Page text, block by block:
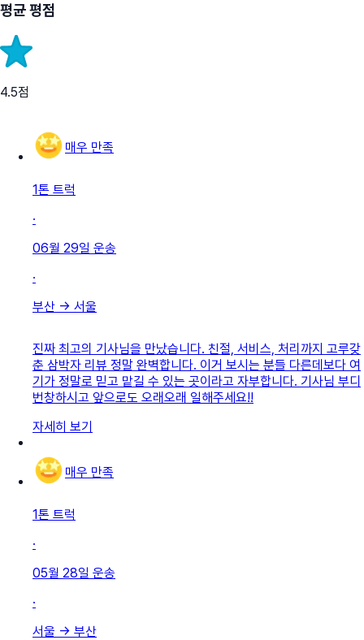
평균 평점
4.5점
매우 만족
1톤 트럭
·
06월 29일 운송
·
부산 → 서울
진짜 최고의 기사님을 만났습니다. 친절, 서비스, 처리까지 고루갖
춘 삼박자 리뷰 정말 완벽합니다. 이거 보시는 분들 다른데보다 여
기가 정말로 믿고 맡길 수 있는 곳이라고 자부합니다. 기사님 부디
번창하시고 앞으로도 오래오래 일해주세요!!
자세히 보기
매우 만족
1톤 트럭
·
05월 28일 운송
·
서울 → 부산